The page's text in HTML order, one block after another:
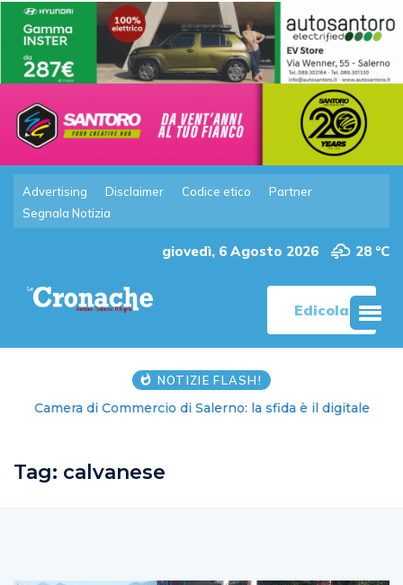
Advertising Disclaimer Codice etico
Partner
Segnala Notizia
giovedì, 6 Agosto 2026 28 °C
Edicola
NOTIZIE FLASH!
Camera di Commercio di Salerno: la sfida è il digitale
Tag: calvanese